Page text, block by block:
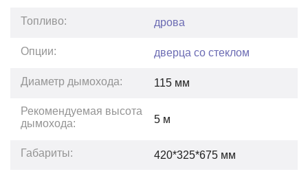
Топливо: дрова
Опции: дверца со стеклом
Диаметр дымохода: 115 мм
Рекомендуемая высота
дымохода:
5 м
Габариты: 420*325*675 мм